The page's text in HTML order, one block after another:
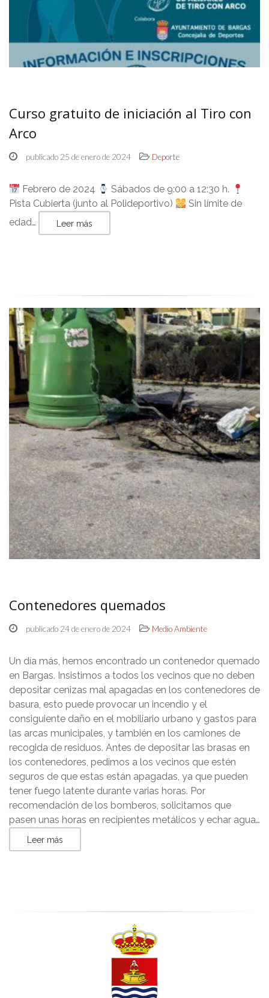
Curso gratuito de iniciación al Tiro con
Arco
publicado 25 de enero de 2024 Deporte
Febrero de 2024
Sábados de 9:00 a 12:30 h.
Pista Cubierta (junto al Polideportivo)
Sin límite de
edad…
Leer más
Contenedores quemados
publicado 24 de enero de 2024 Medio Ambiente
Un día más, hemos encontrado un contenedor quemado
en Bargas. Insistimos a todos los vecinos que no deben
depositar cenizas mal apagadas en los contenedores de
basura, esto puede provocar un incendio y el
consiguiente daño en el mobiliario urbano y gastos para
las arcas municipales, y también en los camiones de
recogida de residuos. Antes de depositar las brasas en
los contenedores, pedimos a los vecinos que estén
seguros de que estas están apagadas, ya que pueden
tener fuego latente durante varias horas. Por
recomendación de los bomberos, solicitamos que
pasen unas horas en recipientes metálicos y echar agua…
Leer más